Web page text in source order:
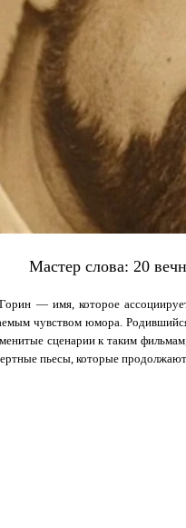
Мастер слова: 20
— имя, которое
чувством юмора.
сценарии к таким
пьесы, которые